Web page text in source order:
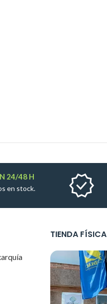
24/48 H
en stock.
TIENDA FÍSICA